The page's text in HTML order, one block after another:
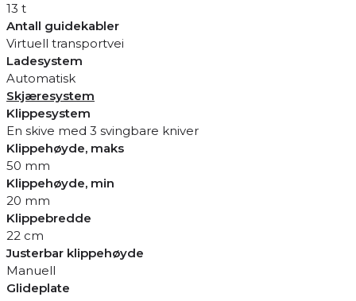
13 t
Antall guidekabler
Virtuell transportvei
Ladesystem
Automatisk
Skjæresystem
Klippesystem
En skive med 3 svingbare kniver
Klippehøyde, maks
50 mm
Klippehøyde, min
20 mm
Klippebredde
22 cm
Justerbar klippehøyde
Manuell
Glideplate